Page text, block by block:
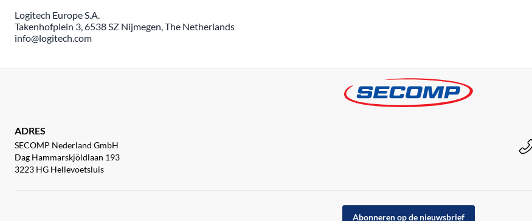
Logitech Europe S.A.
Takenhofplein 3, 6538 SZ Nijmegen, The Netherlands
info@logitech.com
ADRES
SECOMP Nederland GmbH
Dag Hammarskjöldlaan 193
3223 HG Hellevoetsluis
Abonneren op de nieuwsbrief